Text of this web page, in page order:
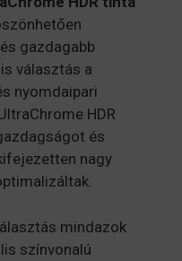
gazdagabb
választás a
nyomdaipari
HDR
és
nagy
mindazok
színvonalú